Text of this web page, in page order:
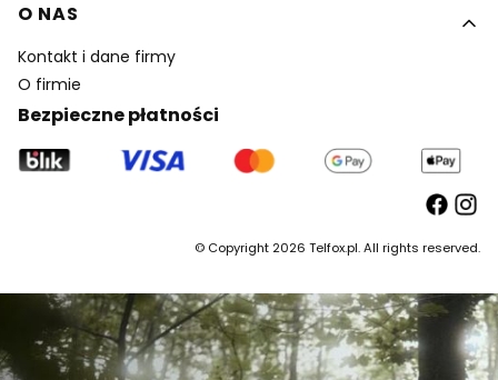
O NAS
Kontakt i dane firmy
O firmie
Bezpieczne płatności
© Copyright 2026 Telfox.pl. All rights reserved.